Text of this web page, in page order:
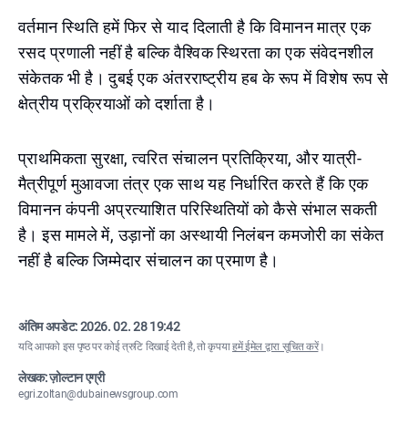
वर्तमान स्थिति हमें फिर से याद दिलाती है कि विमानन मात्र एक
रसद प्रणाली नहीं है बल्कि वैश्विक स्थिरता का एक संवेदनशील
संकेतक भी है। दुबई एक अंतरराष्ट्रीय हब के रूप में विशेष रूप से
क्षेत्रीय प्रक्रियाओं को दर्शाता है।
प्राथमिकता सुरक्षा, त्वरित संचालन प्रतिक्रिया, और यात्री-
मैत्रीपूर्ण मुआवजा तंत्र एक साथ यह निर्धारित करते हैं कि एक
विमानन कंपनी अप्रत्याशित परिस्थितियों को कैसे संभाल सकती
है। इस मामले में, उड़ानों का अस्थायी निलंबन कमजोरी का संकेत
नहीं है बल्कि जिम्मेदार संचालन का प्रमाण है।
अंतिम अपडेट:2026. 02. 28 19:42
यदि आपको इस पृष्ठ पर कोई त्रुटि दिखाई देती है, तो कृपयाहमें ईमेल द्वारा सूचित करें।
लेखक: ज़ोल्टान एग्री
egri.zoltan@dubainewsgroup.com